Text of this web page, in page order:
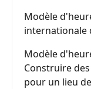
Modèle
internationale
Modèle
Construire
pour un lieu